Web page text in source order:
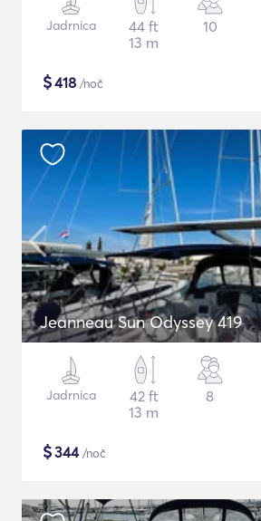
Jadrnica
44 ft
13 m
10
$418 /noč
Jeanneau Sun Odyssey 419
Jadrnica
42 ft
13 m
8
$344/noč